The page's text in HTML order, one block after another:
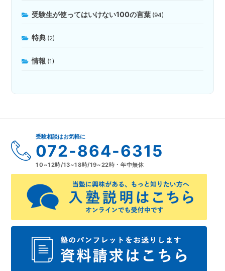
受験生が使ってはいけない100の言葉 (94)
特典 (2)
情報 (1)
受験相談はお気軽に
072-864-6315
10~12時/13~18時/19~22時・年中無休